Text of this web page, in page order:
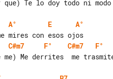
que) Te lo doy todo ni modo
A° E
A°
C#m7
F° C#m7
F°
me) Me derrites  me